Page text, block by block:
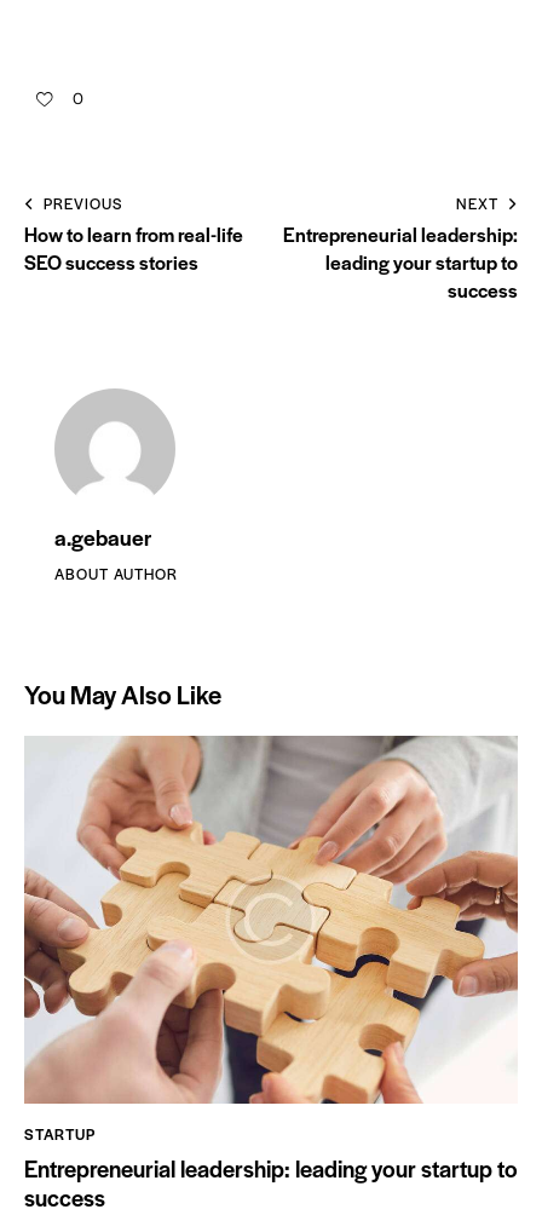
0
PREVIOUS
How to learn from real-life
SEO success stories
NEXT
Entrepreneurial leadership:
leading your startup to
success
a.gebauer
ABOUT AUTHOR
You May Also Like
STARTUP
Entrepreneurial leadership: leading your startup to
success